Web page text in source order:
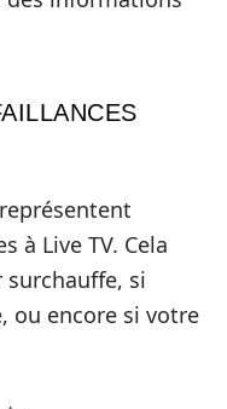
à Live TV. Cela
si
ou encore si votre